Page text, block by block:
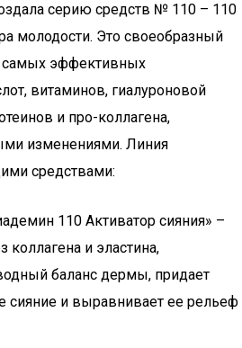
серию средств № 110 – 110
молодости. Это своеобразный
самых эффективных
витаминов, гиалуроновой
и про-коллагена,
изменениями. Линия
средствами:
110 Активатор сияния» –
коллагена и эластина,
баланс дермы, придает
сияние и выравнивает ее рельеф